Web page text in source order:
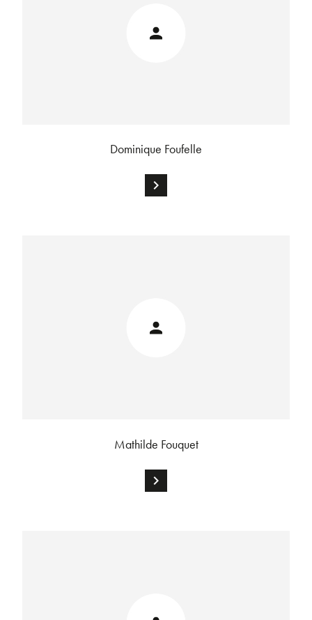
Dominique Foufelle
chevron_right
Mathilde Fouquet
chevron_right